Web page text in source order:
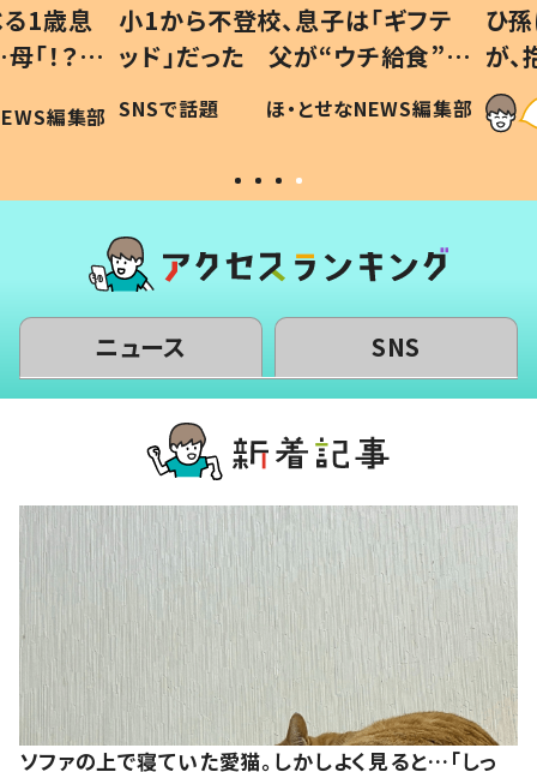
歳息
？」
編集部
小1から不登校、息子は「ギフテ
ッド」だった 父が“ウチ給食”を
作り続ける理由とは #令和の親
#令和の子
SNSで話題 ほ・とせなNEWS編集部
ひ孫
が、抱
「涙が
い」
ニュース SNS
ソファの上で寝ていた愛猫。しかしよく見ると…「しっ